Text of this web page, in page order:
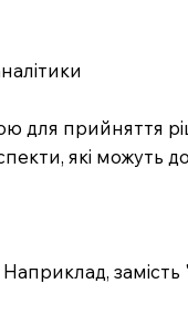
для прийняття
які можуть